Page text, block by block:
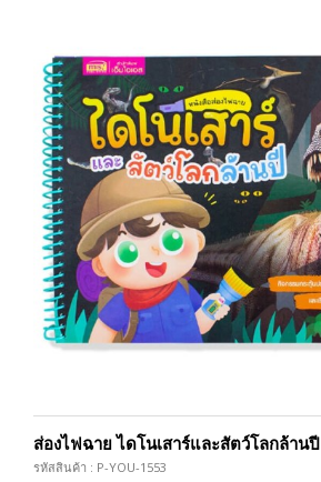
ส่องไฟฉาย ไดโนเสาร์และสัตว์โลกล้านปี
รหัสสินค้า : P-YOU-1553